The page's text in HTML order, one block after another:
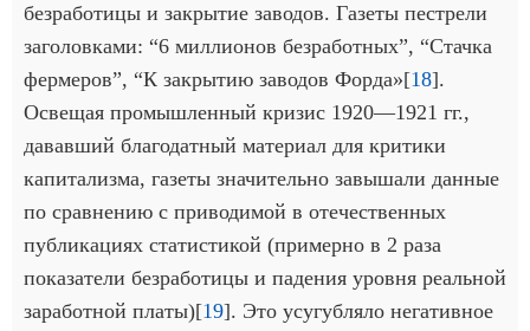
безработицы и закрытие заводов. Газеты пестрели
заголовками: “6 миллионов безработных”, “Стачка
фермеров”, “К закрытию заводов Форда»[18].
Освещая промышленный кризис 1920—1921 гг.,
дававший благодатный материал для критики
капитализма, газеты значительно завышали данные
по сравнению с приводимой в отечественных
публикациях статистикой (примерно в 2 раза
показатели безработицы и падения уровня реальной
заработной платы)[19]. Это усугубляло негативное